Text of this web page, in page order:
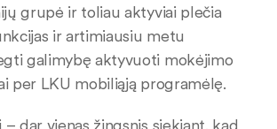
grupė ir toliau aktyviai plečia
ir artimiausiu metu
galimybę aktyvuoti mokėjimo
per LKU mobiliąją programėlę.
– dar vienas žingsnis siekiant, kad